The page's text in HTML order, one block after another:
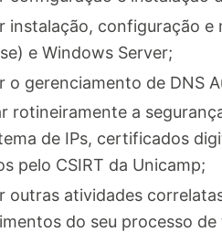
instalação, configuração e
e Windows Server;
o gerenciamento de DNS
rotineiramente a
de IPs, certificados
pelo CSIRT da Unicamp;
outras atividades
do seu processo